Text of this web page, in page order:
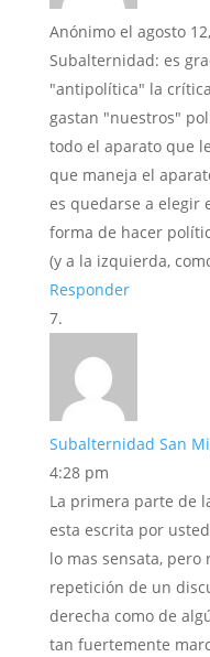
Anónimo el agosto
Subalternidad: es
"antipolítica" la
gastan "nuestros"
todo el aparato que
que maneja el
es quedarse a elegir
forma de hacer
(y a la izquierda,
Responder
Subalternidad San
4:28 pm
La primera parte de
esta escrita por
lo mas sensata,
repetición de un
derecha como de
tan fuertemente